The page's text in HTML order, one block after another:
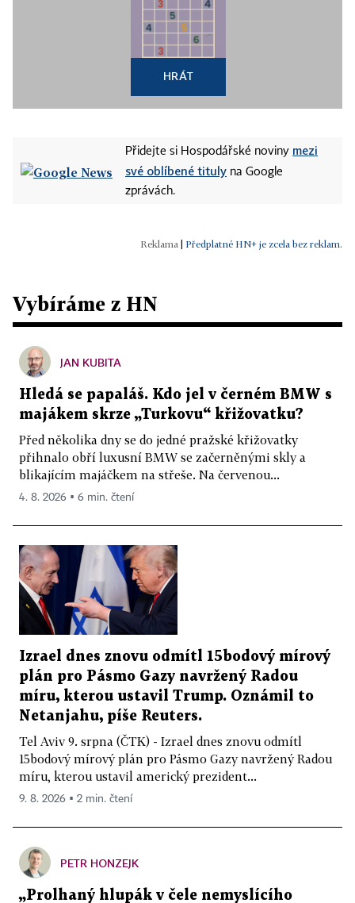
HRÁT
Přidejte si Hospodářské noviny mezi
své oblíbené tituly na Google
zprávách.
Předplatné HN+ je zcela bez reklam.
Vybíráme z HN
JAN KUBITA
Hledá se papaláš. Kdo jel v černém BMW s
majákem skrze „Turkovu“ křižovatku?
Před několika dny se do jedné pražské křižovatky
přihnalo obří luxusní BMW se začerněnými skly a
blikajícím majáčkem na střeše. Na červenou...
4. 8. 2026 ▪ 6 min. čtení
Izrael dnes znovu odmítl 15bodový mírový
plán pro Pásmo Gazy navržený Radou
míru, kterou ustavil Trump. Oznámil to
Netanjahu, píše Reuters.
Tel Aviv 9. srpna (ČTK) - Izrael dnes znovu odmítl
15bodový mírový plán pro Pásmo Gazy navržený Radou
míru, kterou ustavil americký prezident...
9. 8. 2026 ▪ 2 min. čtení
PETR HONZEJK
„Prolhaný hlupák v čele nemyslícího